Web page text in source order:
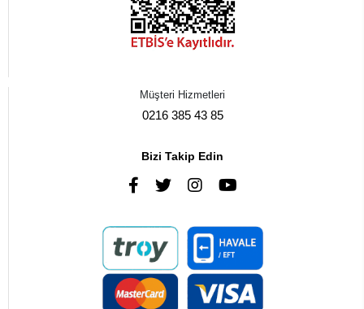
Müşteri Hizmetleri
0216 385 43 85
Bizi Takip Edin